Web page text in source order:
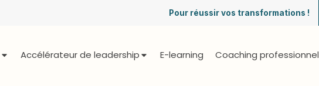
Pour réussir vos transformations !
Accélérateur de leadership E-learning Coaching professionnel